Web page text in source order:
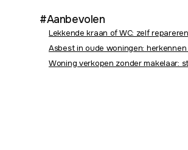
#Aanbevolen
Lekkende kraan of WC: zelf
Asbest in oude woningen:
Woning verkopen zonder makelaar: